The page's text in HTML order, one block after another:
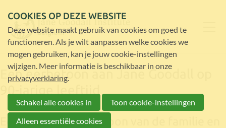
Een eerbetoon aan Jane Goodall op
90-jarige leeftijd
Een liefdevol eerbetoon van de familie en
COOKIES OP DEZE WEBSITE
Deze website maakt gebruik van cookies om goed te
functioneren. Als je wilt aanpassen welke cookies we
mogen gebruiken, kan je jouw cookie-instellingen
wijzigen. Meer informatie is beschikbaar in onze
privacyverklaring.
Schakel alle cookies in
Toon cookie-instellingen
Alleen essentiële cookies